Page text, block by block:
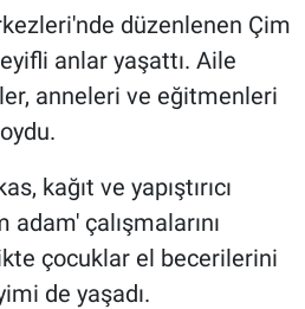
düzenlenen Çim
anlar yaşattı. Aile
anneleri ve eğitmenleri
kağıt ve yapıştırıcı
çalışmalarını
çocuklar el becerilerini
de yaşadı.